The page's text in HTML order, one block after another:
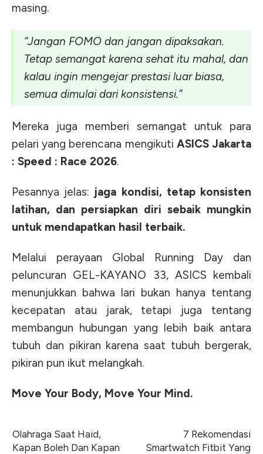
masing.
“Jangan FOMO dan jangan dipaksakan.
Tetap semangat karena sehat itu mahal, dan
kalau ingin mengejar prestasi luar biasa,
semua dimulai dari konsistensi.”
Mereka juga memberi semangat untuk para
pelari yang berencana mengikuti ASICS Jakarta
: Speed : Race 2026.
Pesannya jelas: jaga kondisi, tetap konsisten
latihan, dan persiapkan diri sebaik mungkin
untuk mendapatkan hasil terbaik.
Melalui perayaan Global Running Day dan
peluncuran GEL-KAYANO 33, ASICS kembali
menunjukkan bahwa lari bukan hanya tentang
kecepatan atau jarak, tetapi juga tentang
membangun hubungan yang lebih baik antara
tubuh dan pikiran karena saat tubuh bergerak,
pikiran pun ikut melangkah.
Move Your Body, Move Your Mind.
Olahraga Saat Haid,
Kapan Boleh Dan Kapan
7 Rekomendasi
Smartwatch Fitbit Yang